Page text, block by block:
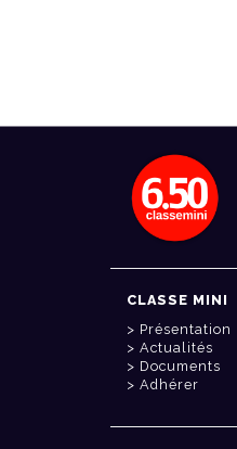
CLASSE MINI
Présentation
Actualités
Documents
Adhérer